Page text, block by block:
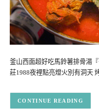
釜山西面超好吃馬鈴薯排骨湯
莊1988夜裡點亮燈火別有洞天
CONTINUE READING